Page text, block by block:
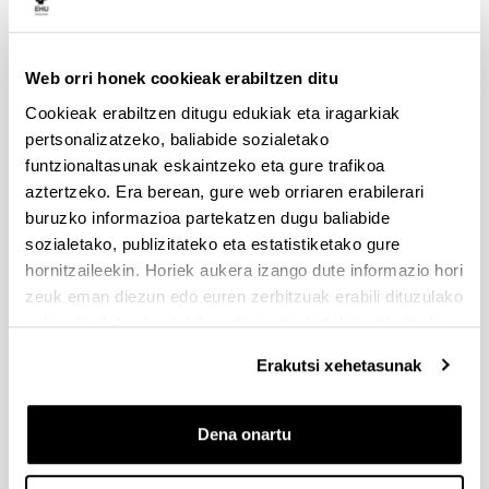
Web orri honek cookieak erabiltzen ditu
Cookieak erabiltzen ditugu edukiak eta iragarkiak
pertsonalizatzeko, baliabide sozialetako
funtzionaltasunak eskaintzeko eta gure trafikoa
aztertzeko. Era berean, gure web orriaren erabilerari
buruzko informazioa partekatzen dugu baliabide
sozialetako, publizitateko eta estatistiketako gure
hornitzaileekin. Horiek aukera izango dute informazio hori
zeuk eman diezun edo euren zerbitzuak erabili dituzulako
eskuratu duten bestelako informazio batekin uztartzeko.
Erakutsi xehetasunak
Dena onartu
2026/09/11
FUNDACION LA CAIXA JUNIOR LEADER RETAINING
PROGRAMME 2027
Izapide irekia
IKERTZAILE DOKTOREAK UPV/EHUn KONTRATATZEKO
DEIALDIA (2026)
Izapide irekia (Eskaerak aurkezteko epea: 2026/06/03 - 2026/06/25
23:59)
eskaeren behin behineko zerrenda. Alegazioak aurkezteko
PRESTAKUNTZA BIDEAN DAUDEN IKERTZAILEAK EHUn
KONTRATATZEKO 2026-I DEIALDIA, IKERTALDE/IKERKETA
PROIEKTU BATEN BALIABIDE PROPIOEKIN
FINANTZATURIK